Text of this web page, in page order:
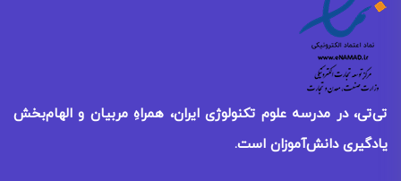
تی‌تی، در مدرسه علوم تکنولوژی ایران، همراهِ مربیان و الهام‌بخش
یادگیریدانش‌آموزان است.